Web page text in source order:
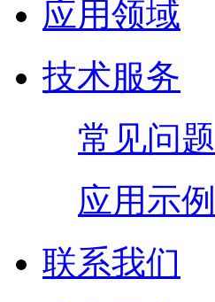
应用领域
技术服务
常见问题
应用示例
联系我们